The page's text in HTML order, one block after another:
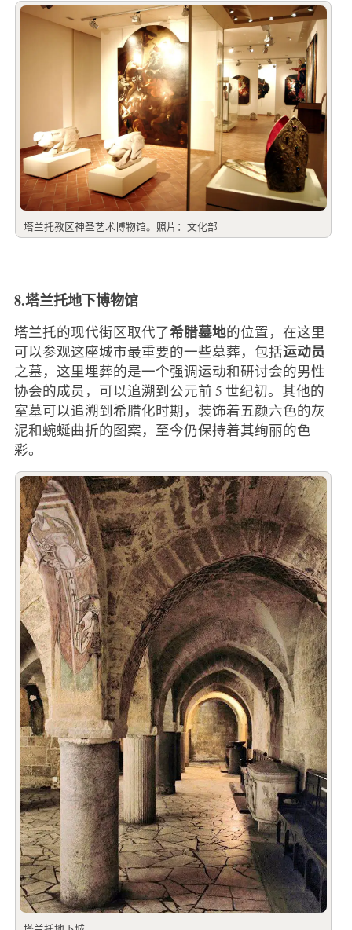
塔兰托教区神圣艺术博物馆。照片：文化部
8.塔兰托地下博物馆
塔兰托的现代街区取代了希腊墓地的位置，在这里
可以参观这座城市最重要的一些墓葬，包括运动员
之墓，这里埋葬的是一个强调运动和研讨会的男性
协会的成员，可以追溯到公元前 5 世纪初。其他的
室墓可以追溯到希腊化时期，装饰着五颜六色的灰
泥和蜿蜒曲折的图案，至今仍保持着其绚丽的色
彩。